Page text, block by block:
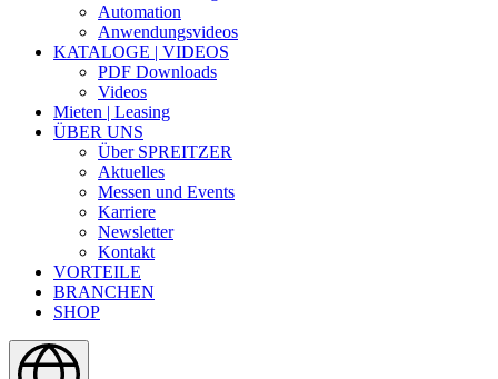
Automation
Anwendungsvideos
KATALOGE | VIDEOS
PDF Downloads
Videos
Mieten | Leasing
ÜBER UNS
Über SPREITZER
Aktuelles
Messen und Events
Karriere
Newsletter
Kontakt
VORTEILE
BRANCHEN
SHOP